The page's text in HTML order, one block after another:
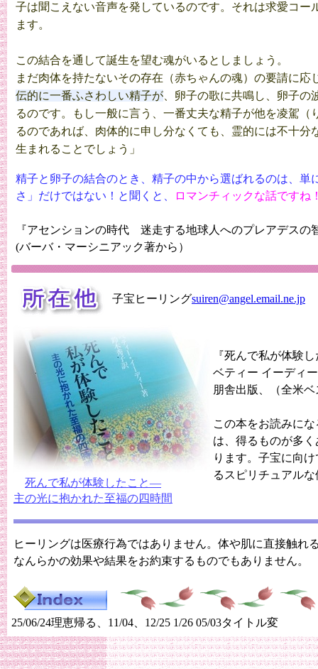
子は聞こえない音声を発しているのです。それは求愛コー
ます。
この結合を通して誕生を望む魂がいるとしましょう。
まだ肉体を持たないその存在（赤ちゃんの魂）の要請に応
伝的に一番ふさわしい精子が 、卵子の歌に共鳴し、卵子の
るのです。もし一般に言う、一番丈夫な精子が他を凌駕（
るのであれば、肉体的に申し分なくても、霊的には不十分
生まれることでしょう」
精子と卵子の結合のとき、精子の中から選ばれるのは、単
さ」だけではない！と聞くと、
ロマンチィックな話ですね
『アセンションの時代 迷走する地球人へのプレアデスの
(バーバ・マーシニアック著から）
子宝ヒーリングsuiren@angel.email.ne.jp
死んで私が体験したこと―
主の光に抱かれた至福の四時間
『死んで私が体験
ベティー イーディ
朋舎出版、（全米
この本をお読みに
は、得るものが多
ります。子宝に向
るスピリチュアル
ヒーリングは医療行為ではありません。体や肌に直接触れ
なんらかの効果や結果をお約束するものでもありません。
25/06/24理恵帰る、11/04、12/25 1/26 05/03タイトル変